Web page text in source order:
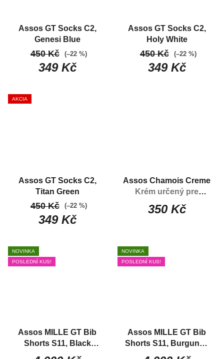
Assos GT Socks C2,
Genesi Blue
349 Kč
450 Kč (–22 %)
Assos GT Socks C2,
Holy White
349 Kč
450 Kč (–22 %)
AKCIA
Assos GT Socks C2,
Titan Green
349 Kč
450 Kč (–22 %)
Assos Chamois Creme
Krém určený pre
cyklistov na chúlostivé
miesta
350 Kč
NOVINKA
POSLEDNÍ KUS!
Assos MILLE GT Bib
Shorts S11, Black
Series Pánske
NOVINKA
POSLEDNÍ KUS!
Assos MILLE GT Bib
Shorts S11, Burgundy
Red Pánske